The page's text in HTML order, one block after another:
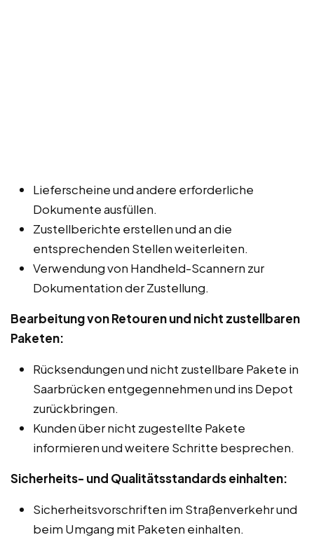
Lieferscheine und andere erforderliche
Dokumente ausfüllen.
Zustellberichte erstellen und an die
entsprechenden Stellen weiterleiten.
Verwendung von Handheld-Scannern zur
Dokumentation der Zustellung.
Bearbeitung von Retouren und nicht zustellbaren
Paketen:
Rücksendungen und nicht zustellbare Pakete in
Saarbrücken entgegennehmen und ins Depot
zurückbringen.
Kunden über nicht zugestellte Pakete
informieren und weitere Schritte besprechen.
Sicherheits- und Qualitätsstandards einhalten:
Sicherheitsvorschriften im Straßenverkehr und
beim Umgang mit Paketen einhalten.